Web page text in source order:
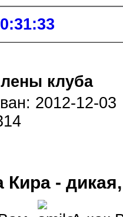
клуба
2012-12-03
Кира -